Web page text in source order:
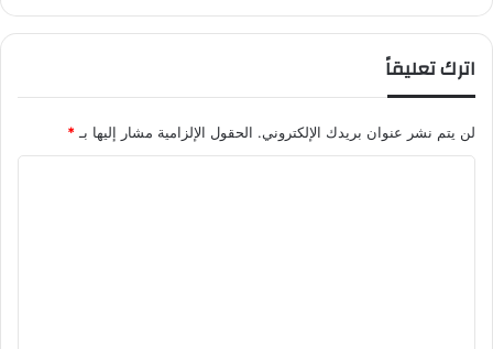
م
م
د
ب
اترك تعليقاً
لن يتم نشر عنوان بريدك الإلكتروني. الحقول الإلزامية مشار إليها بـ *